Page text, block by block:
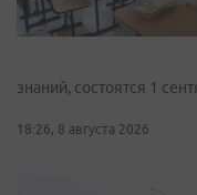
знаний, состоятся 1
18:26, 8 августа 2026